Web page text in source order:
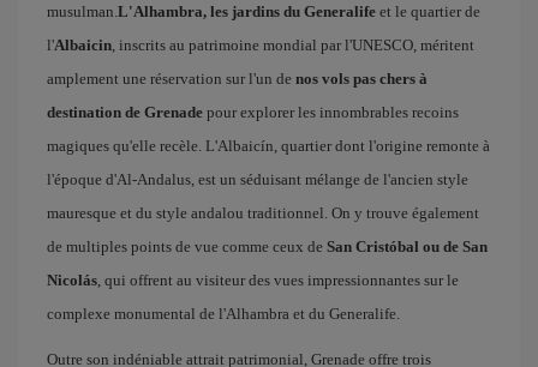
musulman.L'Alhambra, les jardins du Generalife et le quartier de
l'Albaicin, inscrits au patrimoine mondial par l'UNESCO, méritent
amplement une réservation sur l'un de nos vols pas chers à
destination de Grenade pour explorer les innombrables recoins
magiques qu'elle recèle. L'Albaicín, quartier dont l'origine remonte à
l'époque d'Al-Andalus, est un séduisant mélange de l'ancien style
mauresque et du style andalou traditionnel. On y trouve également
de multiples points de vue comme ceux de San Cristóbal ou de San
Nicolás, qui offrent au visiteur des vues impressionnantes sur le
complexe monumental de l'Alhambra et du Generalife.
Outre son indéniable attrait patrimonial, Grenade offre trois